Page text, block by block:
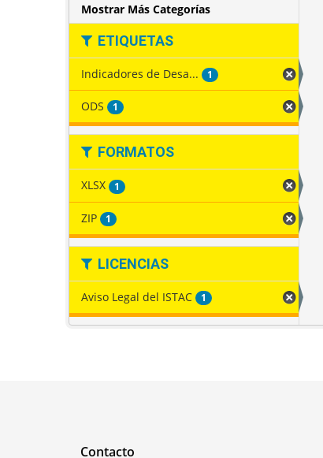
Mostrar Más Categorías
ETIQUETAS
Indicadores de Desa... 1
ODS 1
FORMATOS
XLSX 1
ZIP 1
LICENCIAS
Aviso Legal del ISTAC 1
Contacto